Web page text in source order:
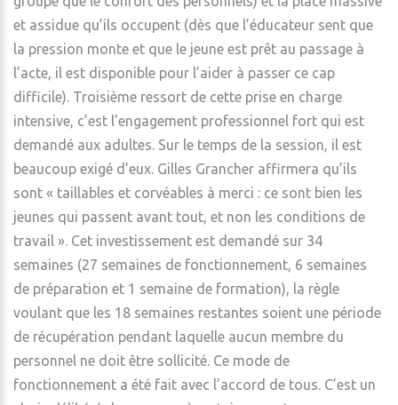
et assidue qu’ils occupent (dès que l’éducateur sent que
la pression monte et que le jeune est prêt au passage à
l’acte, il est disponible pour l’aider à passer ce cap
difficile). Troisième ressort de cette prise en charge
intensive, c’est l’engagement professionnel fort qui est
demandé aux adultes. Sur le temps de la session, il est
beaucoup exigé d’eux. Gilles Grancher affirmera qu’ils
sont « taillables et corvéables à merci : ce sont bien les
jeunes qui passent avant tout, et non les conditions de
travail ». Cet investissement est demandé sur 34
semaines (27 semaines de fonctionnement, 6 semaines
de préparation et 1 semaine de formation), la règle
voulant que les 18 semaines restantes soient une période
de récupération pendant laquelle aucun membre du
personnel ne doit être sollicité. Ce mode de
fonctionnement a été fait avec l’accord de tous. C’est un